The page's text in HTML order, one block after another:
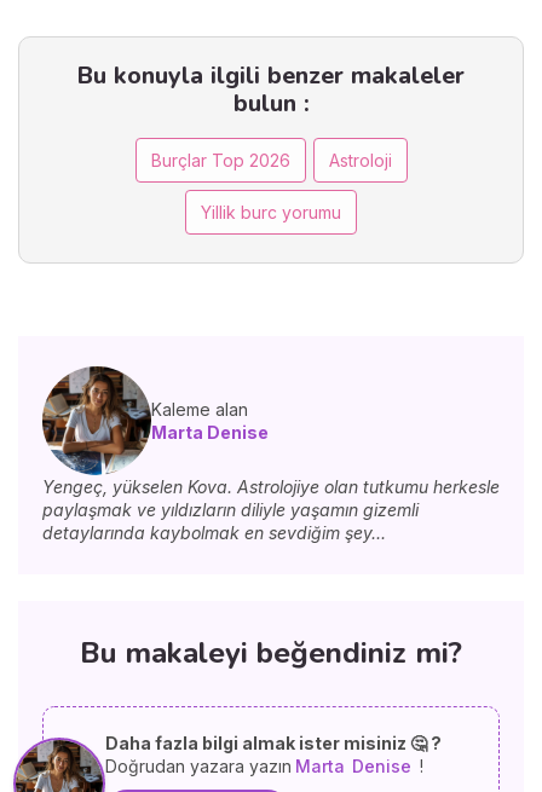
Bu konuyla ilgili benzer makaleler
bulun :
Burçlar Top 2026 Astroloji
Yillik burc yorumu
Kaleme alan
Marta Denise
Yengeç, yükselen Kova. Astrolojiye olan tutkumu herkesle
paylaşmak ve yıldızların diliyle yaşamın gizemli
detaylarında kaybolmak en sevdiğim şey...
Bu makaleyi beğendiniz mi?
Daha fazla bilgi almak ister misiniz 🤔 ?
Doğrudan yazara yazın Marta Denise !